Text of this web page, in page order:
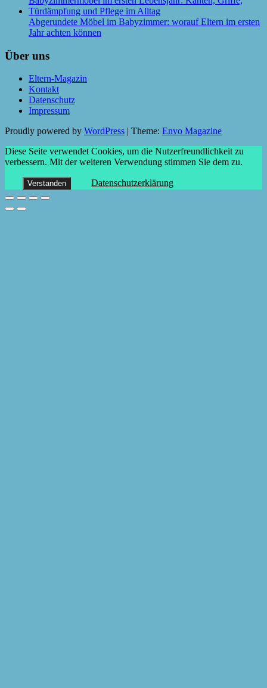
Abgerundete Möbel im Babyzimmer: worauf Eltern im ersten
Jahr achten können
Über uns
Eltern-Magazin
Kontakt
Datenschutz
Impressum
Proudly powered by WordPress Theme: Envo Magazine
Diese Seite verwendet Cookies, um die Nutzerfreundlichkeit zu
verbessern. Mit der weiteren Verwendung stimmen Sie dem zu.
Verstanden Datenschutzerklärung